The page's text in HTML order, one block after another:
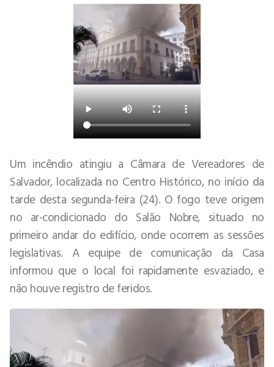
Um incêndio atingiu a Câmara de Vereadores de
Salvador, localizada no Centro Histórico, no início da
tarde desta segunda-feira (24). O fogo teve origem
no ar-condicionado do Salão Nobre, situado no
primeiro andar do edifício, onde ocorrem as sessões
legislativas. A equipe de comunicação da Casa
informou que o local foi rapidamente esvaziado, e
não houve registro de feridos.